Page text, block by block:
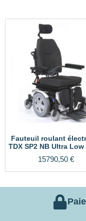
Fauteuil roulant
TDX SP2 NB Ultra Low
15790,50 €